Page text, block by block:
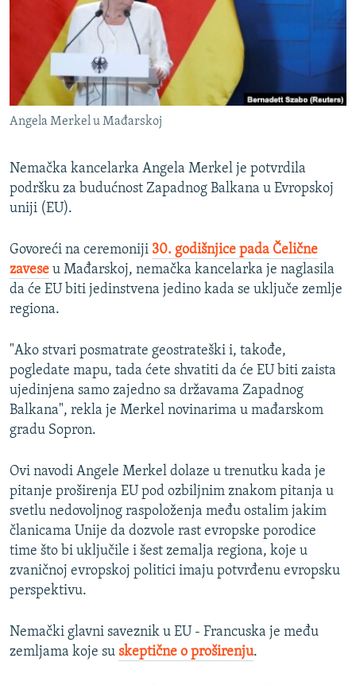
ISPRIČAJ MI
DNEVNO@RSE
SPECIJALI RSE
VIŠE OD NASLOVA
GENOCID U SREBRENICI
POPLAVE I KLIZIŠTA U BIH 2024.
TV LIBERTY
POST SCRIPTUM
MOJA EVROPA
TRI DECENIJE OD RATA U BIH
SVE KARTE DEJTONA
PRATITE NAS
Sve RFE/RL stranice
Angela Merkel u Mađarskoj
Nemačka kancelarka Angela Merkel je potvrdila
podršku za budućnost Zapadnog Balkana u Evropskoj
uniji (EU).
Govoreći na ceremoniji 30. godišnjice pada Čelične
zavese u Mađarskoj, nemačka kancelarka je naglasila
da će EU biti jedinstvena jedino kada se uključe zemlje
regiona.
"Ako stvari posmatrate geostrateški i, takođe,
pogledate mapu, tada ćete shvatiti da će EU biti zaista
ujedinjena samo zajedno sa državama Zapadnog
Balkana", rekla je Merkel novinarima u mađarskom
gradu Sopron.
Ovi navodi Angele Merkel dolaze u trenutku kada je
pitanje proširenja EU pod ozbiljnim znakom pitanja u
svetlu nedovoljnog raspoloženja među ostalim jakim
članicama Unije da dozvole rast evropske porodice
time što bi uključile i šest zemalja regiona, koje u
zvaničnoj evropskoj politici imaju potvrđenu evropsku
perspektivu.
Nemački glavni saveznik u EU - Francuska je među
zemljama koje su skeptične o proširenju.